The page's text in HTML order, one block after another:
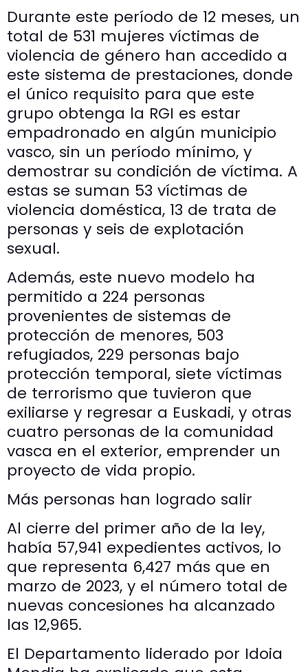
Durante este período de 12 meses, un
total de 531 mujeres víctimas de
violencia de género han accedido a
este sistema de prestaciones, donde
el único requisito para que este
grupo obtenga la RGI es estar
empadronado en algún municipio
vasco, sin un período mínimo, y
demostrar su condición de víctima. A
estas se suman 53 víctimas de
violencia doméstica, 13 de trata de
personas y seis de explotación
sexual.
Además, este nuevo modelo ha
permitido a 224 personas
provenientes de sistemas de
protección de menores, 503
refugiados, 229 personas bajo
protección temporal, siete víctimas
de terrorismo que tuvieron que
exiliarse y regresar a Euskadi, y otras
cuatro personas de la comunidad
vasca en el exterior, emprender un
proyecto de vida propio.
Más personas han logrado salir
Al cierre del primer año de la ley,
había 57,941 expedientes activos, lo
que representa 6,427 más que en
marzo de 2023, y el número total de
nuevas concesiones ha alcanzado
las 12,965.
El Departamento liderado por Idoia